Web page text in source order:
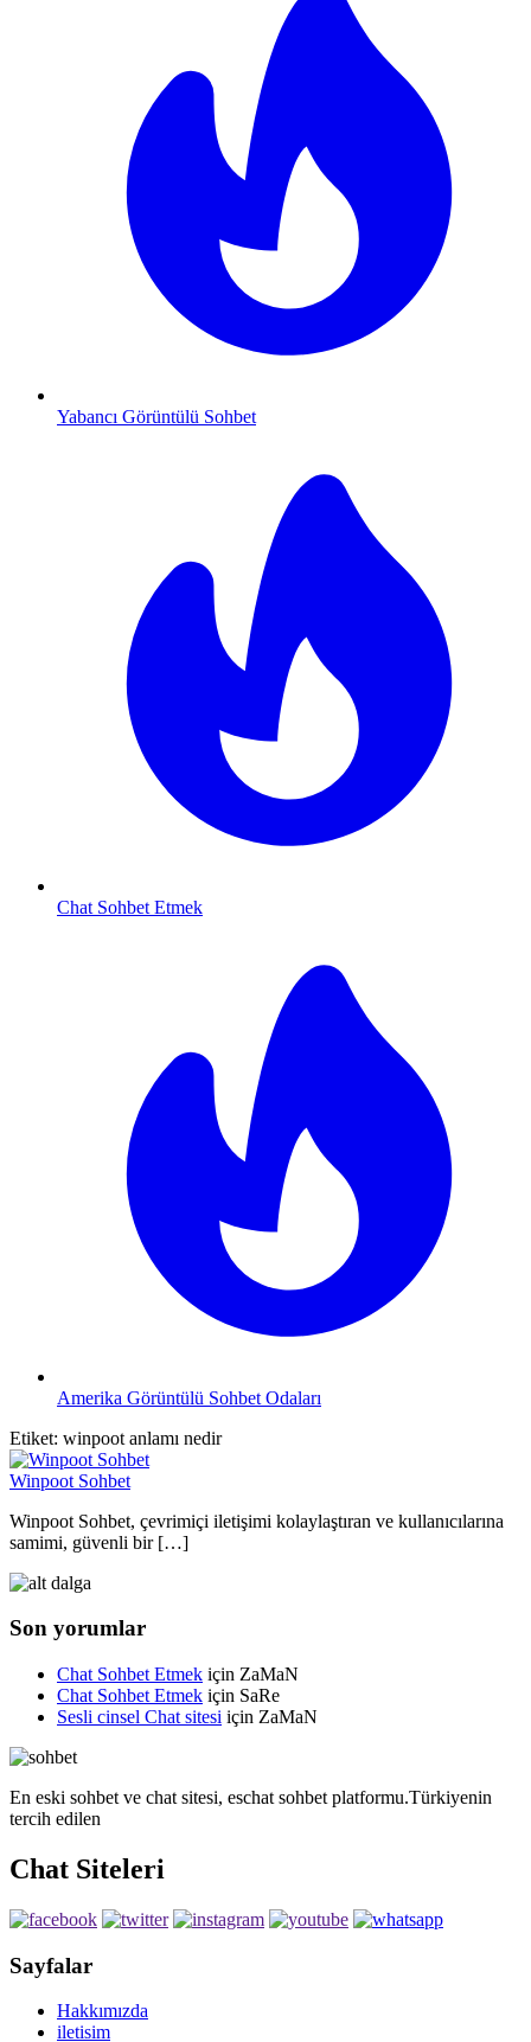
Yabancı Görüntülü Sohbet
Chat Sohbet Etmek
Amerika Görüntülü Sohbet Odaları
Etiket: winpoot anlamı nedir
Winpoot Sohbet
Winpoot Sohbet, çevrimiçi iletişimi kolaylaştıran ve kullanıcılarına
samimi, güvenli bir […]
Son yorumlar
Chat Sohbet Etmek için ZaMaN
Chat Sohbet Etmek için SaRe
Sesli cinsel Chat sitesi için ZaMaN
En eski sohbet ve chat sitesi, eschat sohbet platformu.Türkiyenin
tercih edilen
Chat Siteleri
Sayfalar
Hakkımızda
iletisim